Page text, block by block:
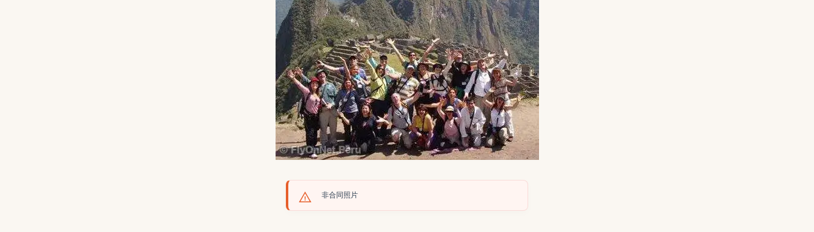
非合同照片